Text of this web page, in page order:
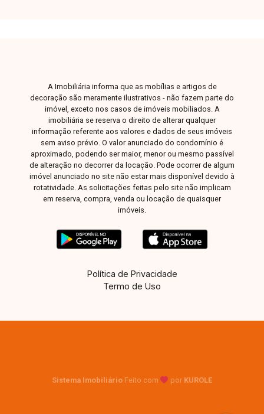
A Imobiliária informa que as mobílias e artigos de
decoração são meramente ilustrativos - não fazem parte do
imóvel, exceto nos casos de imóveis mobiliados. A
imobiliária se reserva o direito de alterar qualquer
informação referente aos valores e dados de seus imóveis
sem aviso prévio. O valor anunciado do condomínio é
aproximado, podendo ser maior, menor ou mesmo passível
de alteração no decorrer da locação. Pode ocorrer de algum
imóvel anunciado no site não estar mais disponível devido à
rotatividade. As solicitações feitas pelo site não implicam
em reserva, compra, venda ou locação de quaisquer
imóveis.
Política de Privacidade
Termo de Uso
Sistema Imobiliário Feito com por KUROLE